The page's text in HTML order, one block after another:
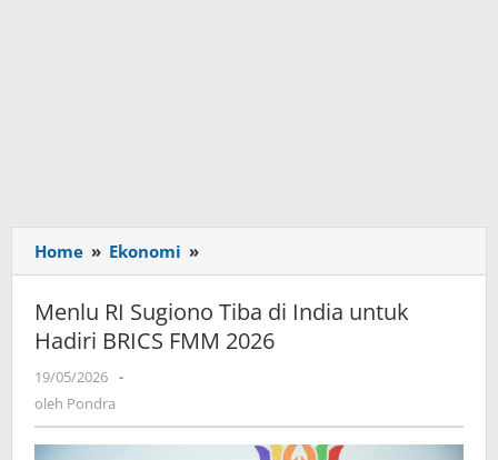
Home » Ekonomi »
RI
Sugiono
Tiba
di
Hadiri
BRICS
Menlu RI Sugiono Tiba di India untuk
Hadiri BRICS FMM 2026
19/05/2026 oleh
-
oleh Pondra